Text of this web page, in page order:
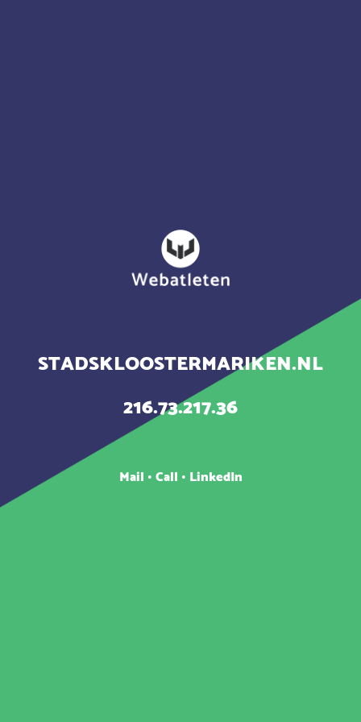
STADSKLOOSTERMARIKEN.NL
216.73.217.36
Mail •Call • LinkedIn